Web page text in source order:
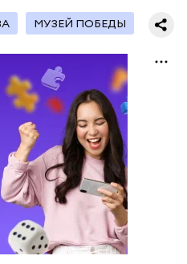
МУЗЕЙ ПОБЕДЫ
готово более 50
то есть около 71
продлили — от
Лосиного Острова за